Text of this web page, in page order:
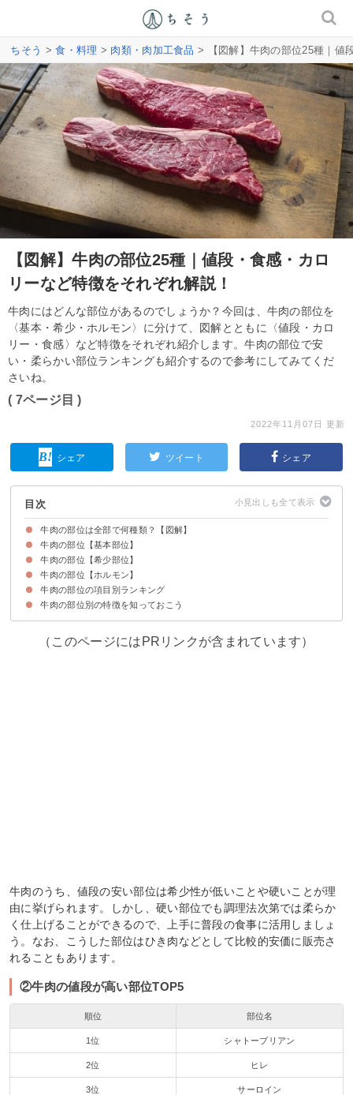
ちそう >食・料理 > 肉類・肉加工食品 > 【図解】牛肉の部位25種｜値
【図解】牛肉の部位25種｜値段・食感・カロ
リーなど特徴をそれぞれ解説！
牛肉にはどんな部位があるのでしょうか？今回は、牛肉の部位を
〈基本・希少・ホルモン〉に分けて、図解とともに〈値段・カロ
リー・食感〉など特徴をそれぞれ紹介します。牛肉の部位で安
い・柔らかい部位ランキングも紹介するので参考にしてみてくだ
さいね。
( 7ページ目 )
2022年11月07日 更新
シェア ツイート シェア
目次
牛肉の部位は全部で何種類？【図解】
牛肉の部位【基本部位】
①ネック
②かた（ウデ）
③かたバラ（三角バラ）
④かたロース
⑤リブロース
⑥トモバラ（ショートリブ）
⑦サーロイン
⑧ヒレ
⑨ランプ
⑩しんたま
⑪そともも
⑫うちもも
⑬スネ
牛肉の部位【希少部位】
⑭タン
⑮サガリ
⑯ハラミ
⑰テール
牛肉の部位【ホルモン】
⑱カシラ（ホホニク、ツラミ）
⑲ミノ
⑳ハツ
㉑レバー
㉒マメ
㉓センマイ
㉔ヒモ（コテッチャン、マルチョウ）
㉕シマチョウ（テッチャン）
牛肉の部位の項目別ランキング
①牛肉の値段が安いTOP5
②牛肉の値段が高い部位TOP5
③牛肉の柔らかい部位TOP5
牛肉の部位別の特徴を知っておこう
（このページにはPRリンクが含まれています）
牛肉のうち、値段の安い部位は希少性が低いことや硬いことが理
由に挙げられます。しかし、硬い部位でも調理法次第では柔らか
く仕上げることができるので、上手に普段の食事に活用しましょ
う。なお、こうした部位はひき肉などとして比較的安価に販売さ
れることもあります。
②牛肉の値段が高い部位TOP5
順位 部位名
1位 シャトーブリアン
2位 ヒレ
3位 サーロイン